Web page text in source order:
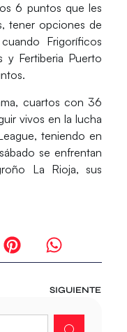
6 puntos que les
tener opciones de
Frigoríficos
y Fertiberia Puerto
cuartos con 36
vivos en la lucha
teniendo en
se enfrentan
La Rioja, sus
SIGUIENTE